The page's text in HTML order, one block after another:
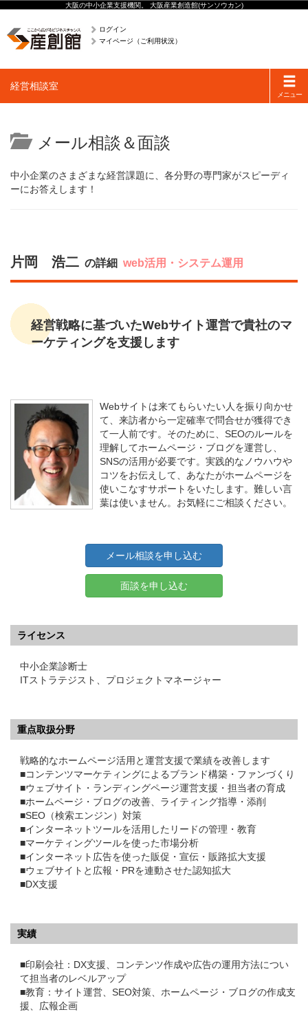
大阪の中小企業支援機関。 大阪産業創造館(サンソウカン)
ログイン
マイページ（ご利用状況）
Toggle
メニュー
経営相談室
メール相談＆面談
中小企業のさまざまな経営課題に、各分野の専門家がスピーディ
ーにお答えします！
片岡 浩二 の詳細 web活用・システム運用
経営戦略に基づいたWebサイト運営で貴社のマ
ーケティングを支援します
Webサイトは来てもらいたい人を振り向かせ
て、来訪者から一定確率で問合せが獲得でき
て一人前です。そのために、SEOのルールを
理解してホームページ・ブログを運営し、
SNSの活用が必要です。実践的なノウハウや
コツをお伝えして、あなたがホームページを
使いこなすサポートをいたします。難しい言
葉は使いません。お気軽にご相談ください。
メール相談を申し込む
面談を申し込む
ライセンス
中小企業診断士
ITストラテジスト、プロジェクトマネージャー
重点取扱分野
戦略的なホームページ活用と運営支援で業績を改善します
■コンテンツマーケティングによるブランド構築・ファンづくり
■ウェブサイト・ランディングページ運営支援・担当者の育成
■ホームページ・ブログの改善、ライティング指導・添削
■SEO（検索エンジン）対策
■インターネットツールを活用したリードの管理・教育
■マーケティングツールを使った市場分析
■インターネット広告を使った販促・宣伝・販路拡大支援
■ウェブサイトと広報・PRを連動させた認知拡大
■DX支援
実績
■印刷会社：DX支援、コンテンツ作成や広告の運用方法につい
て担当者のレベルアップ
■教育：サイト運営、SEO対策、ホームページ・ブログの作成支
援、広報企画